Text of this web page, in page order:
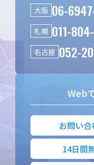
大阪 06-
札幌 011-
名古屋 052-
Web
お問い
14日間